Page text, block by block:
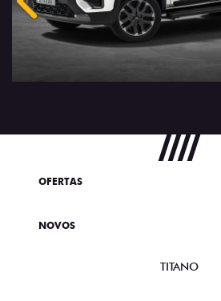
Anterior
OFERTAS
NOVOS
TITANO